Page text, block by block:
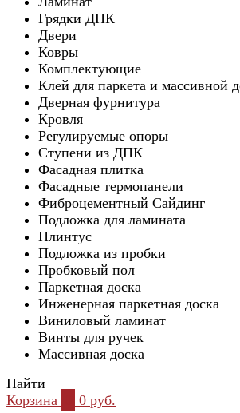
Грядки ДПК
Двери
Ковры
Комплектующие
Клей для паркета и массивной
Дверная фурнитура
Кровля
Регулируемые опоры
Ступени из ДПК
Фасадная плитка
Фасадные термопанели
Фиброцементный Сайдинг
Подложка для ламината
Плинтус
Подложка из пробки
Пробковый пол
Паркетная доска
Инженерная паркетная доска
Виниловый ламинат
Винты для ручек
Массивная доска
Найти
Корзина
0 руб.